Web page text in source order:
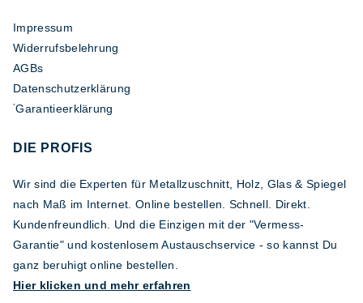
Impressum
Widerrufsbelehrung
AGBs
Datenschutzerklärung
*Garantieerklärung
DIE PROFIS
Wir sind die Experten für Metallzuschnitt, Holz, Glas & Spiegel
nach Maß im Internet. Online bestellen. Schnell. Direkt.
Kundenfreundlich. Und die Einzigen mit der "Vermess-
Garantie" und kostenlosem Austauschservice - so kannst Du
ganz beruhigt online bestellen.
Hier klicken und mehr erfahren